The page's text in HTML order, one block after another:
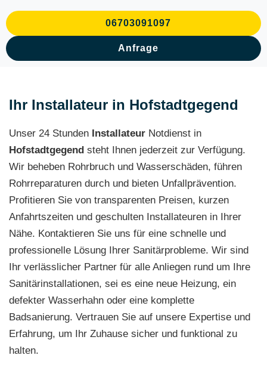
06703091097
Anfrage
Ihr Installateur in Hofstadtgegend
Unser 24 Stunden Installateur Notdienst in
Hofstadtgegend steht Ihnen jederzeit zur Verfügung.
Wir beheben Rohrbruch und Wasserschäden, führen
Rohrreparaturen durch und bieten Unfallprävention.
Profitieren Sie von transparenten Preisen, kurzen
Anfahrtszeiten und geschulten Installateuren in Ihrer
Nähe. Kontaktieren Sie uns für eine schnelle und
professionelle Lösung Ihrer Sanitärprobleme. Wir sind
Ihr verlässlicher Partner für alle Anliegen rund um Ihre
Sanitärinstallationen, sei es eine neue Heizung, ein
defekter Wasserhahn oder eine komplette
Badsanierung. Vertrauen Sie auf unsere Expertise und
Erfahrung, um Ihr Zuhause sicher und funktional zu
halten.